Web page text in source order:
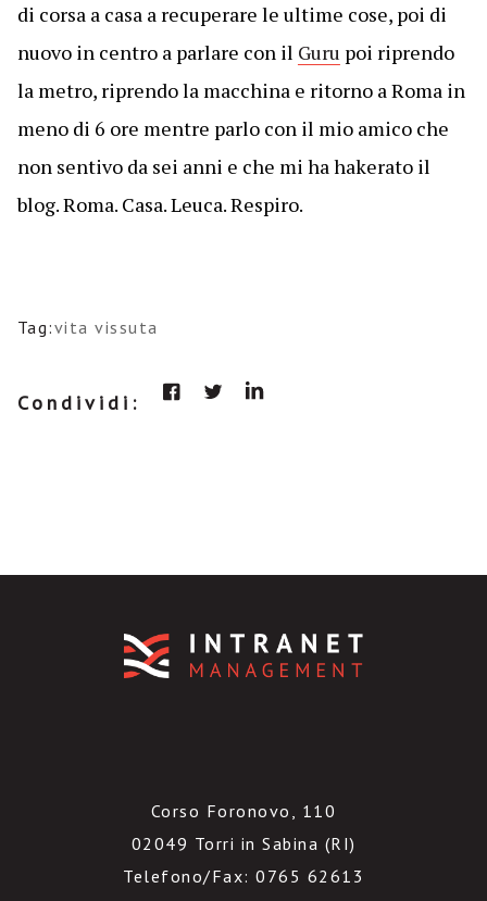
di corsa a casa a recuperare le ultime cose, poi di
nuovo in centro a parlare con il Guru poi riprendo
la metro, riprendo la macchina e ritorno a Roma in
meno di 6 ore mentre parlo con il mio amico che
non sentivo da sei anni e che mi ha hakerato il
blog. Roma. Casa. Leuca. Respiro.
Tag:vita vissuta
Condividi:
Corso Foronovo, 110
02049 Torri in Sabina (RI)
Telefono/Fax: 0765 62613